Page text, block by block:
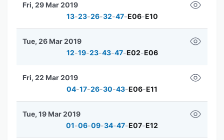
13-23-26-32-47-E06-E10
Fri, 29 Mar 2019
12-19-23-43-47-E02-E06
Tue, 26 Mar 2019
04-17-26-30-43-E06-E11
Fri, 22 Mar 2019
01-06-09-34-47-E07-E12
Tue, 19 Mar 2019